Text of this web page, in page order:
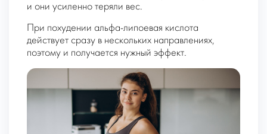
и они усиленно теряли вес.
При похудении альфа-липоевая кислота
действует сразу в нескольких направлениях,
поэтому и получается нужный эффект.